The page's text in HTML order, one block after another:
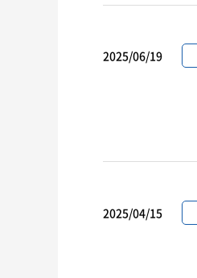
2025/06/19
2025/04/15